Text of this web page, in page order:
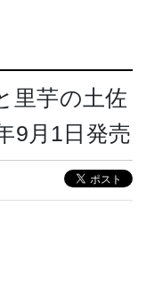
里芋の土佐
9月1日発売